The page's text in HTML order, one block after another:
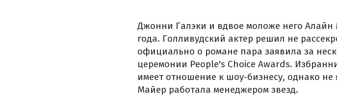
Джонни Галэки и вдвое моложе него Алайн
года. Голливудский актер решил не
официально о романе пара заявила за
церемонии People's Choice Awards.
имеет отношение к шоу-бизнесу, однако
Майер работала менеджером звезд.